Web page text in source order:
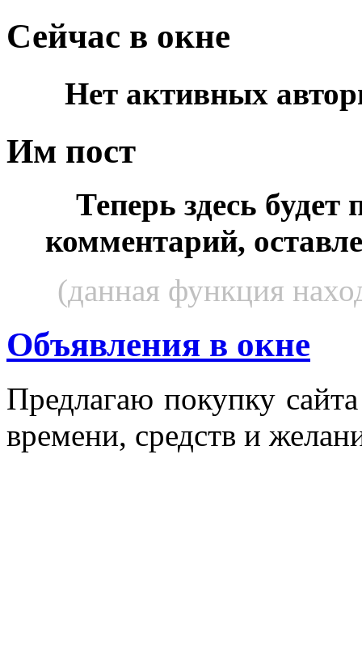
Сейчас в окне
Нет активных
Им пост
Теперь здесь будет
комментарий,
(данная функция
Объявления в окне
Пред­ла­гаю по­куп­ку
вре­мени, средств и